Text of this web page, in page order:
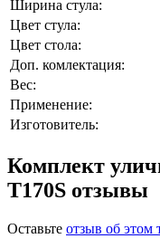
Ширина стула:
Цвет стула:
Цвет стола:
Доп. комлектация:
Вес:
Применение:
Изготовитель:
Комплект
T170S отзывы
Оставьте отзыв об этом